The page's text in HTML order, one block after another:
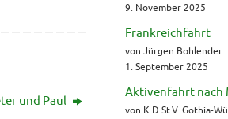
und Paul
9. November 2025
Frankreichfahrt
von Jürgen Bohlender
1. September 2025
Aktivenfahrt nach
von K.D.St.V. Gothia-